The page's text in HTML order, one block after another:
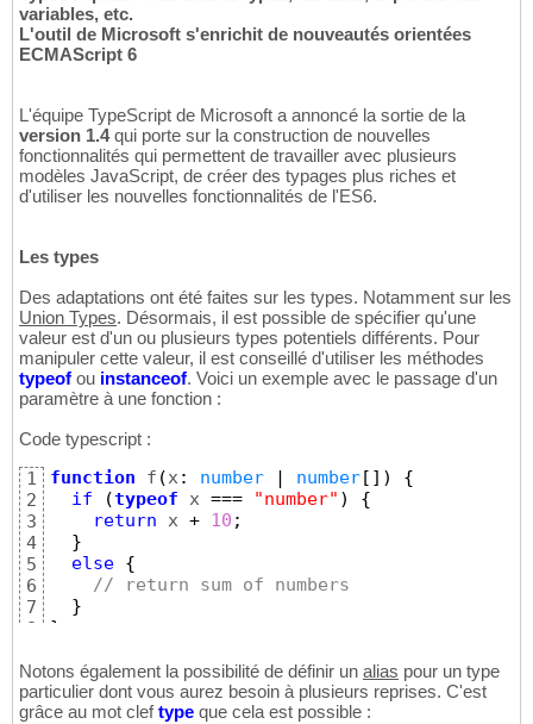
variables, etc.
L'outil de Microsoft s'enrichit de nouveautés orientées
ECMAScript 6
L'équipe TypeScript de Microsoft a annoncé la sortie de la
version 1.4qui porte sur la construction de nouvelles
fonctionnalités qui permettent de travailler avec plusieurs
modèles JavaScript, de créer des typages plus riches et
d'utiliser les nouvelles fonctionnalités de l'ES6.
Les types
Des adaptations ont été faites sur les types. Notamment sur les
Union Types. Désormais, il est possible de spécifier qu'une
valeur est d'un ou plusieurs types potentiels différents. Pour
manipuler cette valeur, il est conseillé d'utiliser les méthodes
typeof ou instanceof. Voici un exemple avec le passage d'un
paramètre à une fonction :
Code typescript :
1
2
3
4
5
6
7
8
function f (x: number number [ ] )
{
if
(typeof x === "number" )
{
return x + 10 ;
}
else {
// return sum of numbers
}
}
Notons également la possibilité de définir un alias pour un type
particulier dont vous aurez besoin à plusieurs reprises. C'est
grâce au mot cleftype que cela est possible :